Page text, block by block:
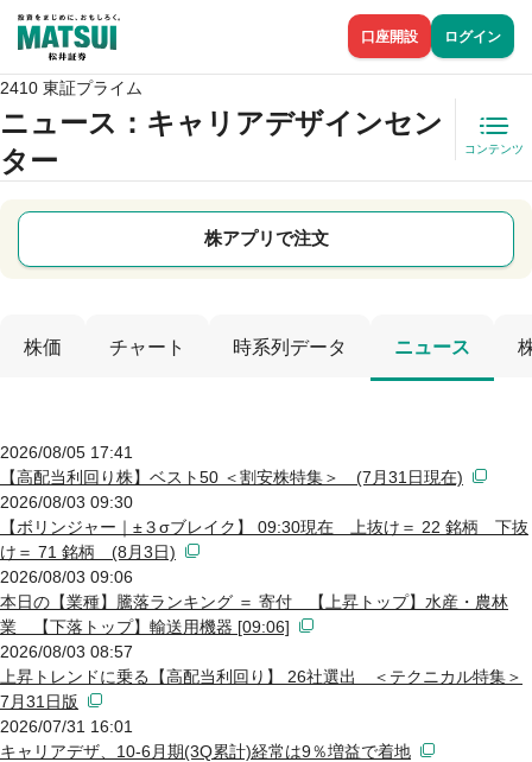
口座開設 ログイン
2410 東証プライム
ニュース ：キャリアデザインセン
ター
コンテンツ
株アプリで注文
株価 チャート 時系列データ ニュース
2026/08/05 17:41
【高配当利回り株】ベスト50 ＜割安株特集＞ (7月31日現在)
2026/08/03 09:30
【ボリンジャー｜±３σブレイク】 09:30現在 上抜け＝ 22 銘柄 下抜
け＝ 71 銘柄 (8月3日)
2026/08/03 09:06
本日の【業種】騰落ランキング ＝ 寄付 【上昇トップ】水産・農林
業 【下落トップ】輸送用機器 [09:06]
2026/08/03 08:57
上昇トレンドに乗る【高配当利回り】 26社選出 ＜テクニカル特集＞
7月31日版
2026/07/31 16:01
キャリアデザ、10-6月期(3Q累計)経常は9％増益で着地